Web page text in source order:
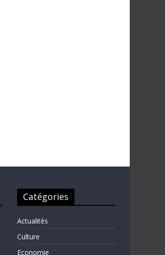
Catégories
Actualités
Culture
Economie